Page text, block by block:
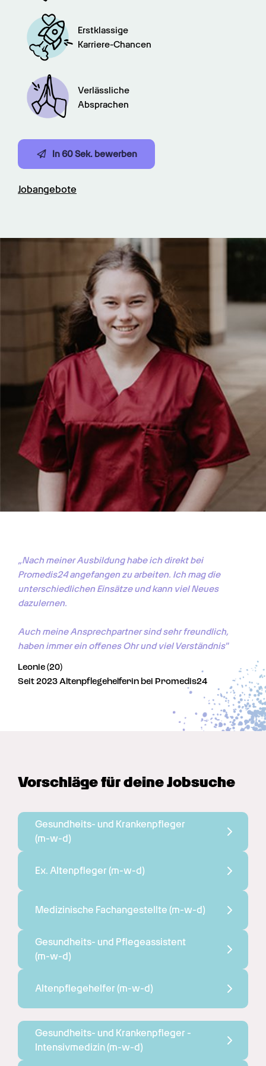
Erstklassige
Karriere-Chancen
Verlässliche
Absprachen
In 60 Sek. bewerben
Jobangebote
„Nach meiner Ausbildung habe ich direkt bei
Promedis24 angefangen zu arbeiten. Ich mag die
unterschiedlichen Einsätze und kann viel Neues
dazulernen.
Auch meine Ansprechpartner sind sehr freundlich,
haben immer ein offenes Ohr und viel Verständnis"
Leonie (20)
Seit 2023 Altenpflegehelferin bei Promedis24
Vorschläge für deine Jobsuche
(m-w-d)
Ex. Altenpfleger (m-w-d)
Medizinische Fachangestellte (m-w-d)
(m-w-d)
Altenpflegehelfer (m-w-d)
Gesundheits- und Krankenpfleger -
Intensivmedizin (m-w-d)